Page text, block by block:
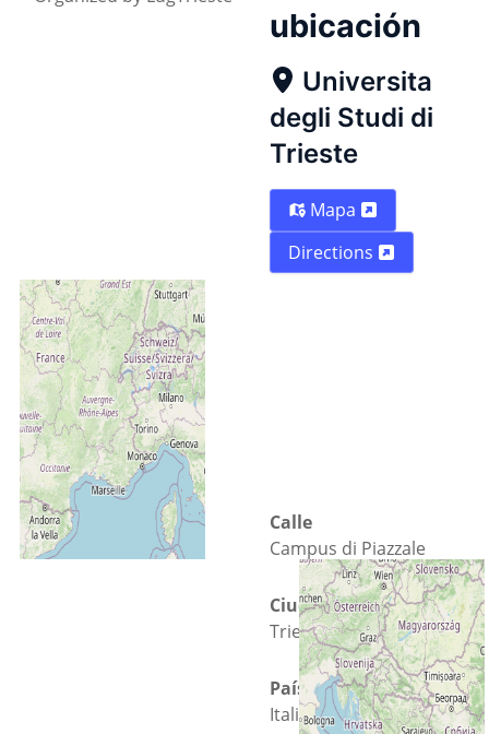
ubicación
Universita
degli Studi di
Trieste
Mapa
Directions
Calle
Campus di Piazzale
Ciudad
Trieste
País
Italia